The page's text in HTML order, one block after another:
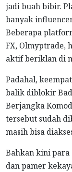
jadi buah bibir.
banyak
Beberapa
FX, Olmyptrade,
aktif beriklan di
Padahal,
balik diblokir
Berjangka
tersebut sudah
masih bisa
Bahkan kini
dan pamer